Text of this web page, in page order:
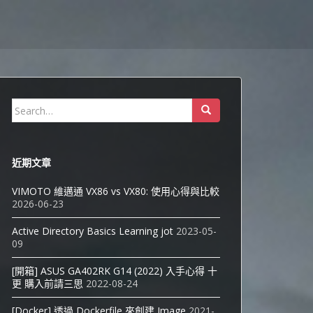
Search
for:
近期文章
VIMOTO 維邁通 VX86 vs VX80: 使用心得與比較
2026-06-23
Active Directory Basics Learning jot 2023-05-
09
[開箱] ASUS GA402RK G14 (2022) 入手心得 十
更 購入前請三思 2022-08-24